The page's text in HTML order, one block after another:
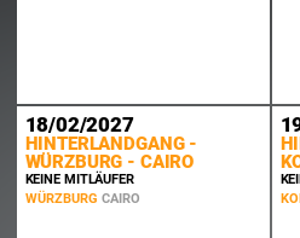
18/02/2027
HINTERLANDGANG -
WÜRZBURG - CAIRO
KEINE MITLÄUFER
WÜRZBURG CAIRO